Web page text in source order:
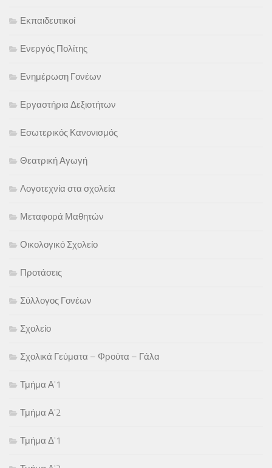
Εκπαιδευτικοί
Ενεργός Πολίτης
Ενημέρωση Γονέων
Εργαστήρια Δεξιοτήτων
Εσωτερικός Κανονισμός
Θεατρική Αγωγή
Λογοτεχνία στα σχολεία
Μεταφορά Μαθητών
Οικολογικό Σχολείο
Προτάσεις
Σύλλογος Γονέων
Σχολείο
Σχολικά Γεύματα – Φρούτα – Γάλα
Τμήμα Α'1
Τμήμα Α'2
Τμήμα Δ'1